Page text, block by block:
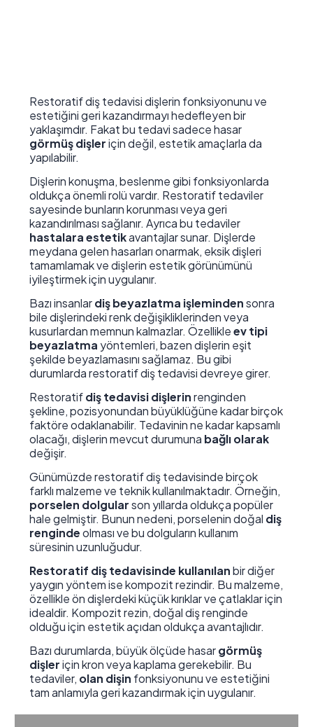
Restoratif diş tedavisi dişlerin fonksiyonunu ve
estetiğini geri kazandırmayı hedefleyen bir
yaklaşımdır. Fakat bu tedavi sadece hasar
görmüş dişleriçin değil, estetik amaçlarla da
yapılabilir.
Dişlerin konuşma, beslenme gibi fonksiyonlarda
oldukça önemli rolü vardır. Restoratif tedaviler
sayesinde bunların korunması veya geri
kazandırılması sağlanır. Ayrıca bu tedaviler
hastalara estetikavantajlar sunar. Dişlerde
meydana gelen hasarları onarmak, eksik dişleri
tamamlamak ve dişlerin estetik görünümünü
iyileştirmek için uygulanır.
Bazı insanlardiş beyazlatma işlemindensonra
bile dişlerindeki renk değişikliklerinden veya
kusurlardan memnun kalmazlar. Özellikleev tipi
beyazlatma yöntemleri, bazen dişlerin eşit
şekilde beyazlamasını sağlamaz. Bu gibi
durumlarda restoratif diş tedavisi devreye girer.
Restoratifdiş tedavisi dişlerinrenginden
şekline, pozisyonundan büyüklüğüne kadar birçok
faktöre odaklanabilir. Tedavinin ne kadar kapsamlı
olacağı, dişlerin mevcut durumuna bağlı olarak
değişir.
Günümüzde restoratif diş tedavisinde birçok
farklı malzeme ve teknik kullanılmaktadır. Örneğin,
porselen dolgularson yıllarda oldukça popüler
hale gelmiştir. Bunun nedeni, porselenin doğal diş
rengindeolması ve bu dolguların kullanım
süresinin uzunluğudur.
Restoratif diş tedavisinde kullanılanbir diğer
yaygın yöntem ise kompozit rezindir. Bu malzeme,
özellikle ön dişlerdeki küçük kırıklar ve çatlaklar için
idealdir. Kompozit rezin, doğal diş renginde
olduğu için estetik açıdan oldukça avantajlıdır.
Bazı durumlarda, büyük ölçüde hasargörmüş
dişleriçin kron veya kaplama gerekebilir. Bu
tedaviler, olan dişin fonksiyonunu ve estetiğini
tam anlamıyla geri kazandırmak için uygulanır.